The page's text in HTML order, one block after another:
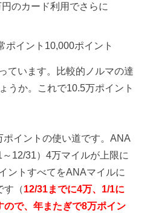
のカード利用でさらに
ポイント10,000ポイント
ています。比較的ノルマの達
うか。これで10.5万ポイント
イントの使い道です。ANA
12/31）4万マイルが上限に
ントすべてをANAマイルに
す（12/31までに4万、1/1に
で、年またぎで8万ポイン